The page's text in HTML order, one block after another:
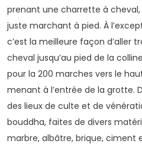
prenant une charrette à
juste marchant à pied. À
c’est la meilleure façon d’aller
cheval jusqu’au pied de la
pour la 200 marches vers le
menant à l’entrée de la grotte.
des lieux de culte et de
bouddha, faites de divers
marbre, albâtre, brique, ciment